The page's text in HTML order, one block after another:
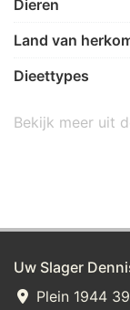
Dieren
Land van
Dieettypes
Bekijk meer uit
Uw Slager
Plein 1944